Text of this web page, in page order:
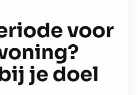
voor
je doel